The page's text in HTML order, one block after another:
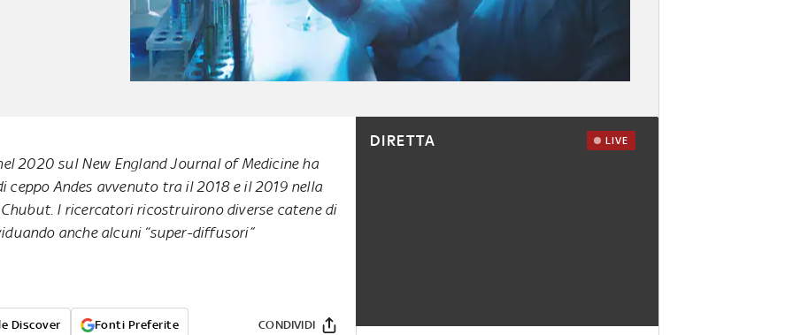
2020 sul New England Journal of Medicine ha
ceppo Andes avvenuto tra il 2018 e il 2019 nella
I ricercatori ricostruirono diverse catene di
anche alcuni “super-diffusori”
Discover Fonti Preferite CONDIVIDI
DIRETTA LIVE